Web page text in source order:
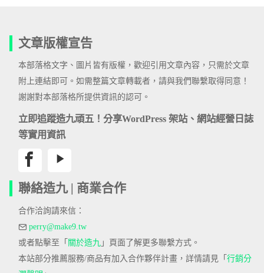
文章版權宣告
本部落格文字、圖片皆有版權，歡迎引用文章內容，只需於文章
附上連結即可。如需整篇文章轉載者，請與我們聯繫取得同意！
謝謝對本部落格所提供資訊的認可。
立即追蹤造九頑五！分享WordPress 架站、網站經營日誌
等實用資訊
聯絡造九 | 商業合作
合作洽詢請來信：
perry@make9.tw
或者點擊至「 關於造九 」頁面了解更多聯繫方式。
本站部分推薦服務/商品有加入合作夥伴計畫，詳情請見「 行銷分